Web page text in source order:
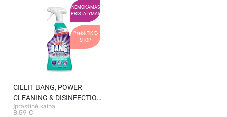
NEMOKAMAS
PRISTATYMAS
Prekė TIK E-
SHOP
CILLIT BANG, POWER
CLEANING & DISINFECTION,
dezinfekcinis valiklis, 750 ml
Įprastinė kaina
8,59 €